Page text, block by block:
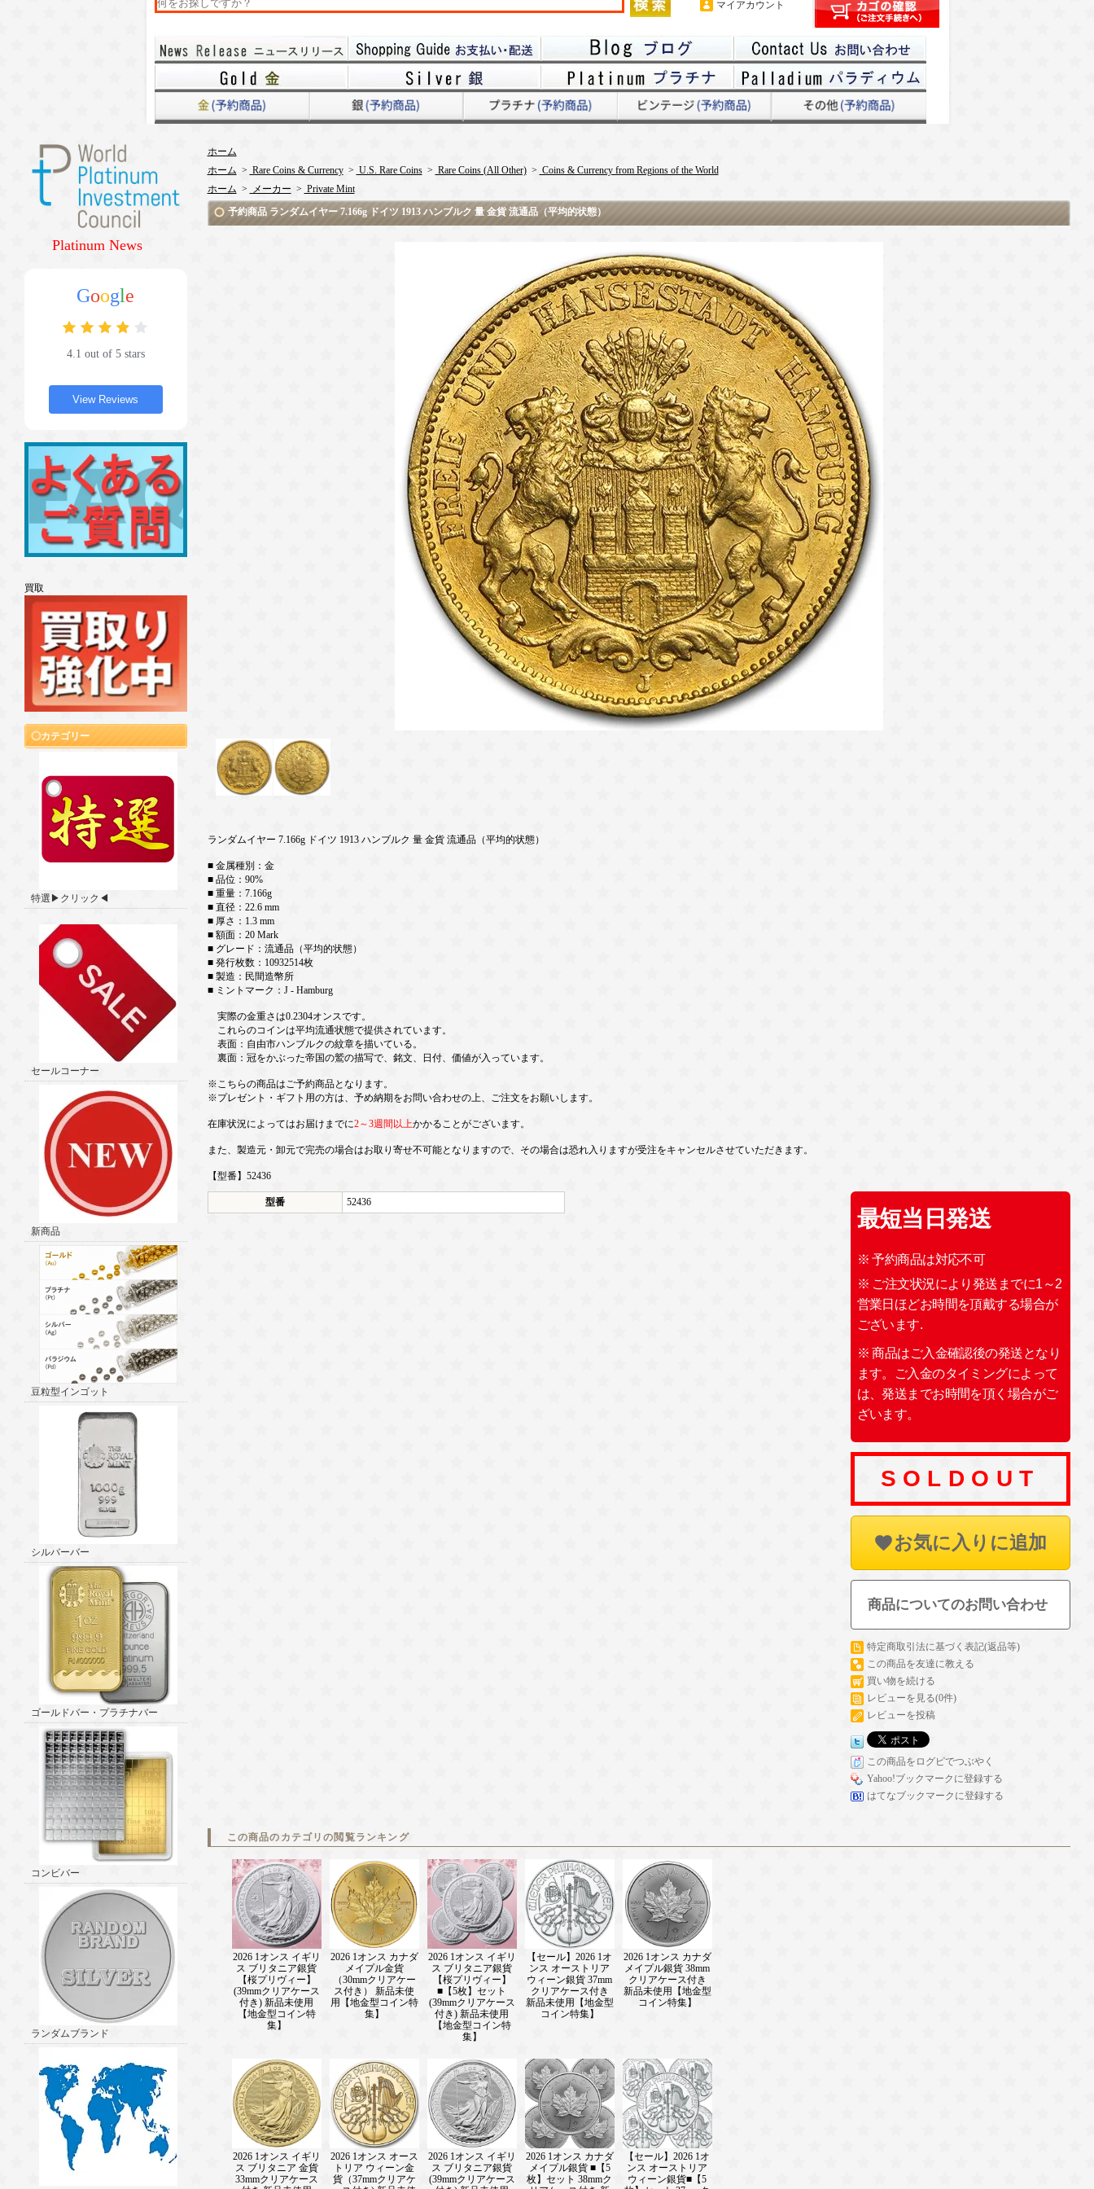
マイアカウント
Platinum News
Google
4.1 out of 5 stars
View Reviews
買取
カテゴリー
特選▶クリック◀
セールコーナー
新商品
豆粒型インゴット
シルバーバー
ゴールドバー・プラチナバー
コンビバー
ランダムブランド
ホーム
ホーム > Rare Coins & Currency> U.S. Rare Coins> Rare Coins (All Other)> Coins & Currency from Regions of the World
ホーム > メーカー > Private Mint
予約商品 ランダムイヤー 7.166g ドイツ 1913 ハンブルク 量 金貨 流通品（平均的状態）
ランダムイヤー 7.166g ドイツ 1913 ハンブルク 量 金貨 流通品（平均的状態）
■ 金属種別：金
■ 品位：90%
■ 重量：7.166g
■ 直径：22.6 mm
■ 厚さ：1.3 mm
■ 額面：20 Mark
■ グレード：流通品（平均的状態）
■ 発行枚数：10932514枚
■ 製造：民間造幣所
■ ミントマーク：J - Hamburg
実際の金重さは0.2304オンスです。
これらのコインは平均流通状態で提供されています。
表面：自由市ハンブルクの紋章を描いている。
裏面：冠をかぶった帝国の鷲の描写で、銘文、日付、価値が入っています。
※こちらの商品はご予約商品となります。
※プレゼント・ギフト用の方は、予め納期をお問い合わせの上、ご注文をお願いします。
在庫状況によってはお届けまでに2～3週間以上かかることがございます。
また、製造元・卸元で完売の場合はお取り寄せ不可能となりますので、その場合は恐れ入りますが受注をキャンセルさせていただきます。
【型番】52436
型番 52436 最短当日発送
※ 予約商品は対応不可
※ ご注文状況により発送までに1～2
営業日ほどお時間を頂戴する場合が
ございます.
※ 商品はご入金確認後の発送となり
ます。ご入金のタイミングによって
は、発送までお時間を頂く場合がご
ざいます。
SOLDOUT
お気に入りに追加
商品についてのお問い合わせ
特定商取引法に基づく表記(返品等)
この商品を友達に教える
買い物を続ける
レビューを見る(0件)
レビューを投稿
この商品をログピでつぶやく
Yahoo!ブックマークに登録する
はてなブックマークに登録する
この商品のカテゴリの閲覧ランキング
2026 1オンス イギリ
ス ブリタニア銀貨
【桜プリヴィー】
(39mmクリアケース
付き) 新品未使用
【地金型コイン特
集】
2026 1オンス カナダ
メイプル金貨
（30mmクリアケー
ス付き） 新品未使
用【地金型コイン特
集】
2026 1オンス イギリ
ス ブリタニア銀貨
【桜プリヴィー】
■【5枚】セット
(39mmクリアケース
付き) 新品未使用
【地金型コイン特
集】
【セール】2026 1オ
ンス オーストリア
ウィーン銀貨 37mm
クリアケース付き
新品未使用【地金型
コイン特集】
2026 1オンス カナダ
メイプル銀貨 38mm
クリアケース付き
新品未使用【地金型
コイン特集】
2026 1オンス イギリ
ス ブリタニア 金貨
33mmクリアケース
2026 1オンス オース
トリア ウィーン金
貨（37mmクリアケ
2026 1オンス イギリ
ス ブリタニア銀貨
(39mmクリアケース
2026 1オンス カナダ
メイプル銀貨 ■【5
枚】セット 38mmク
【セール】2026 1オ
ンス オーストリア
ウィーン銀貨■【5